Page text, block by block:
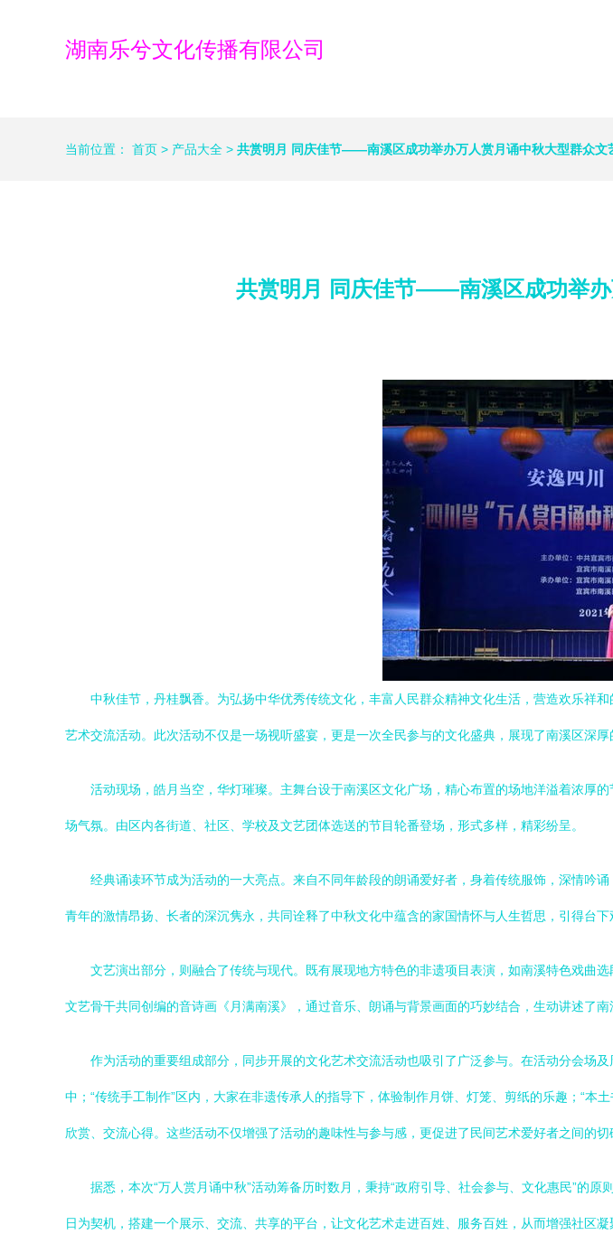
湖南乐兮文化传播有限公司
当前位置： 首页 > 产品大全 > 共赏明月 同庆佳节——南溪区成功举办万人赏月诵中秋大型群众文
共赏明月 同庆佳节——南溪区成功举
中秋佳节，丹桂飘香。为弘扬中华优秀传统文化，丰富人民群众精神文化生活，营造欢乐祥
艺术交流活动。此次活动不仅是一场视听盛宴，更是一次全民参与的文化盛典，展现了南溪区深厚
活动现场，皓月当空，华灯璀璨。主舞台设于南溪区文化广场，精心布置的场地洋溢着浓厚
场气氛。由区内各街道、社区、学校及文艺团体选送的节目轮番登场，形式多样，精彩纷呈。
经典诵读环节成为活动的一大亮点。来自不同年龄段的朗诵爱好者，身着传统服饰，深情吟
青年的激情昂扬、长者的深沉隽永，共同诠释了中秋文化中蕴含的家国情怀与人生哲思，引得台
文艺演出部分，则融合了传统与现代。既有展现地方特色的非遗项目表演，如南溪特色戏曲
文艺骨干共同创编的音诗画《月满南溪》，通过音乐、朗诵与背景画面的巧妙结合，生动讲述了南
作为活动的重要组成部分，同步开展的文化艺术交流活动也吸引了广泛参与。在活动分会场
中；“传统手工制作”区内，大家在非遗传承人的指导下，体验制作月饼、灯笼、剪纸的乐趣；“
欣赏、交流心得。这些活动不仅增强了活动的趣味性与参与感，更促进了民间艺术爱好者之间的切
据悉，本次“万人赏月诵中秋”活动筹备历时数月，秉持“政府引导、社会参与、文化惠民”的
日为契机，搭建一个展示、交流、共享的平台，让文化艺术走进百姓、服务百姓，从而增强社区